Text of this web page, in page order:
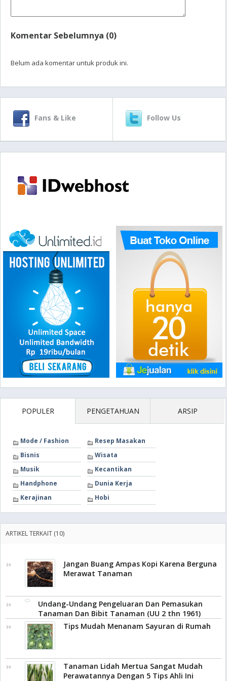
Komentar Sebelumnya (0)
Belum ada komentar untuk produk ini.
Fans & Like Follow Us
POPULER PENGETAHUAN ARSIP
Mode / Fashion
Resep Masakan
Bisnis
Wisata
Musik
Kecantikan
Handphone
Dunia Kerja
Kerajinan
Hobi
ARTIKEL TERKAIT (10)
Jangan Buang Ampas Kopi Karena Berguna
Merawat Tanaman
Undang-Undang Pengeluaran Dan Pemasukan
Tanaman Dan Bibit Tanaman (UU 2 thn 1961)
Tips Mudah Menanam Sayuran di Rumah
Tanaman Lidah Mertua Sangat Mudah
Perawatannya Dengan 5 Tips Ahli Ini